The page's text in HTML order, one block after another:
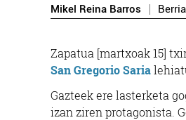
Mikel Reina Barros
Zapatua [martxoak 15]
San Gregorio Saria
Gazteek ere lasterketa
izan ziren protagonista.